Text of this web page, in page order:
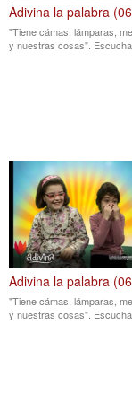
Adivina la palabra
"Tiene cámas, lámparas,
y nuestras cosas". Escucha
Adivina la palabra
"Tiene cámas, lámparas,
y nuestras cosas". Escucha